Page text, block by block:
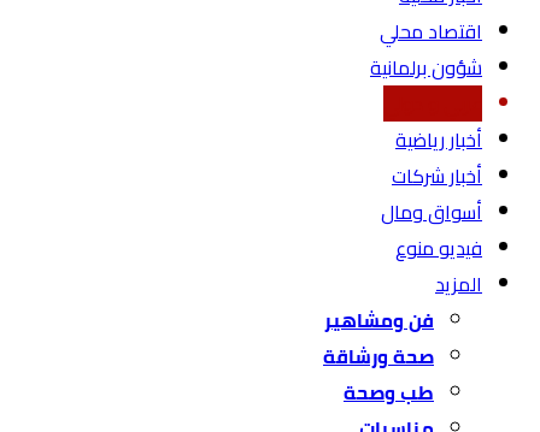
اقتصاد محلي
شؤون برلمانية
أخبار رياضية
أخبار شركات
أسواق ومال
فيديو منوع
المزيد
فن ومشاهير
صحة ورشاقة
طب وصحة